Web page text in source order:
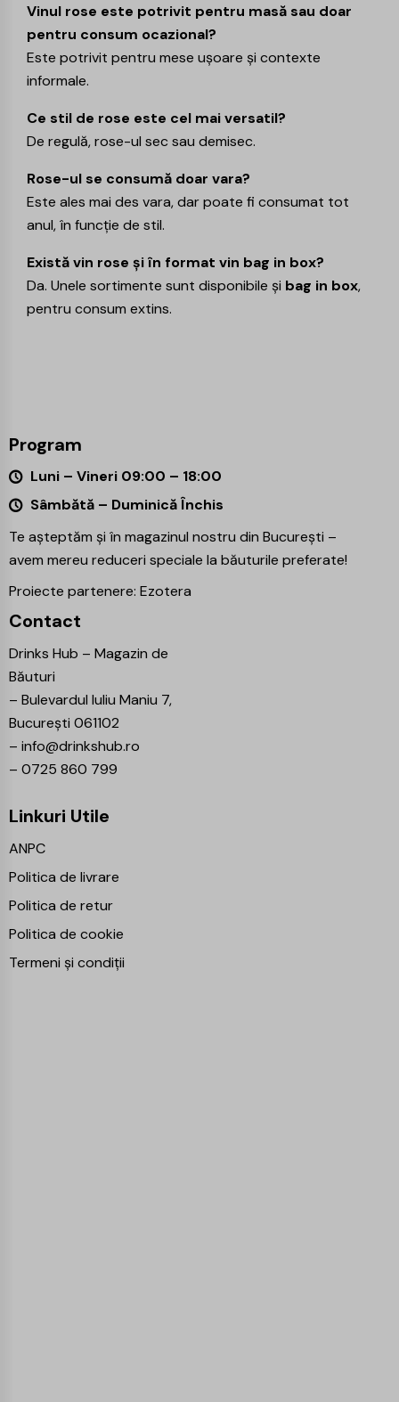
Vinul rose este potrivit pentru masă sau doar
pentru consum ocazional?
Este potrivit pentru mese ușoare și contexte
informale.
Ce stil de rose este cel mai versatil?
De regulă, rose-ul sec sau demisec.
Rose-ul se consumă doar vara?
Este ales mai des vara, dar poate fi consumat tot
anul, în funcție de stil.
Există vin rose și în format vin bag in box?
Da. Unele sortimente sunt disponibile și bag in box,
pentru consum extins.
Program
Luni – Vineri 09:00 – 18:00
Sâmbătă – Duminică Închis
Te așteptăm și în magazinul nostru din București –
avem mereu reduceri speciale la băuturile preferate!
Proiecte partenere: Ezotera
Contact
Drinks Hub – Magazin de
Băuturi
– Bulevardul Iuliu Maniu 7,
București 061102
– info@drinkshub.ro
– 0725 860 799
Linkuri Utile
ANPC
Politica de livrare
Politica de retur
Politica de cookie
Termeni și condiții